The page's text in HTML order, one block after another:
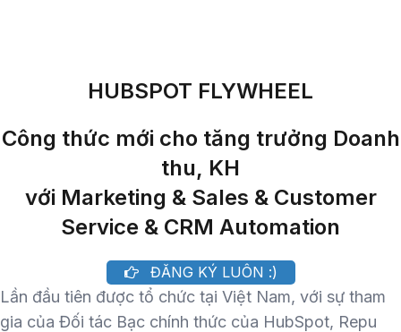
HUBSPOT FLYWHEEL
Công thức mới cho tăng trưởng Doanh
thu, KH
với Marketing & Sales & Customer
Service & CRM Automation
ĐĂNG KÝ LUÔN :)
Lần đầu tiên được tổ chức tại Việt Nam, với sự tham
gia của Đối tác Bạc chính thức của HubSpot, Repu